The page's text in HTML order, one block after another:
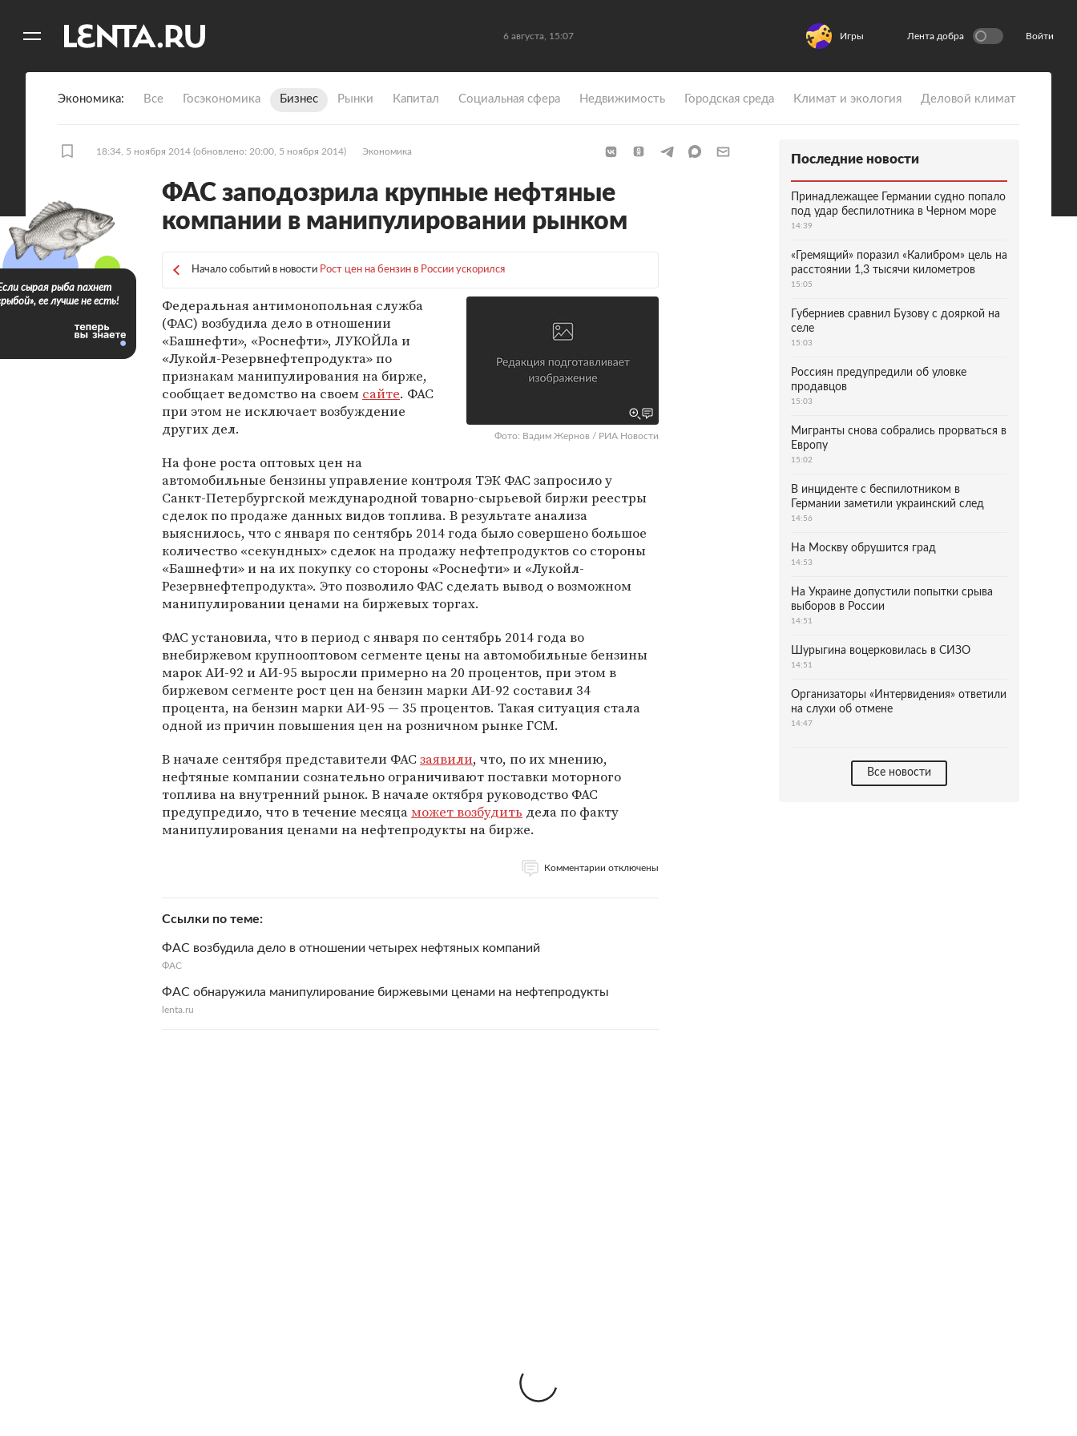
6 августа, 15:07 Игры Лента добра Войти
Экономика Все Госэкономика Бизнес Рынки Капитал Социальная сфера Недвижимость Городская среда Климат и экология Деловой климат
18:34, 5 ноября 2014 (обновлено: 20:00, 5 ноября 2014) Экономика
ФАС заподозрила крупные нефтяные
компании в манипулировании рынком
Начало событий в новости Рост цен на бензин в России ускорился
Фото: Вадим Жернов / РИА Новости
Федеральная антимонопольная служба
(ФАС) возбудила дело в отношении
«Башнефти», «Роснефти», ЛУКОЙЛа и
«Лукойл-Резервнефтепродукта» по
признакам манипулирования на бирже,
сообщает ведомство на своем сайте. ФАС
при этом не исключает возбуждение
других дел.
На фоне роста оптовых цен на
автомобильные бензины управление контроля ТЭК ФАС запросило у
Санкт-Петербургской международной товарно-сырьевой биржи реестры
сделок по продаже данных видов топлива. В результате анализа
выяснилось, что с января по сентябрь 2014 года было совершено большое
количество «секундных» сделок на продажу нефтепродуктов со стороны
«Башнефти» и на их покупку со стороны «Роснефти» и «Лукойл-
Резервнефтепродукта». Это позволило ФАС сделать вывод о возможном
манипулировании ценами на биржевых торгах.
ФАС установила, что в период с января по сентябрь 2014 года во
внебиржевом крупнооптовом сегменте цены на автомобильные бензины
марок АИ-92 и АИ-95 выросли примерно на 20 процентов, при этом в
биржевом сегменте рост цен на бензин марки АИ-92 составил 34
процента, на бензин марки АИ-95 — 35 процентов. Такая ситуация стала
одной из причин повышения цен на розничном рынке ГСМ.
В начале сентября представители ФАС заявили, что, по их мнению,
нефтяные компании сознательно ограничивают поставки моторного
топлива на внутренний рынок. В начале октября руководство ФАС
предупредило, что в течение месяца может возбудить дела по факту
манипулирования ценами на нефтепродукты на бирже.
Комментарии отключены
Ссылки по теме
ФАС возбудила дело в отношении четырех нефтяных компаний
ФАС
ФАС обнаружила манипулирование биржевыми ценами на нефтепродукты
lenta.ru
сырая рыба пахнет
ее лучше не есть!
Последние новости
Принадлежащее Германии судно попало
под удар беспилотника в Черном море
14:39
«Гремящий» поразил «Калибром» цель на
расстоянии 1,3 тысячи километров
15:05
Губерниев сравнил Бузову с дояркой на
селе
15:03
Россиян предупредили об уловке
продавцов
15:03
Мигранты снова собрались прорваться в
Европу
15:02
В инциденте с беспилотником в
Германии заметили украинский след
14:56
На Москву обрушится град
14:53
На Украине допустили попытки срыва
выборов в России
14:51
Шурыгина воцерковилась в СИЗО
14:51
Организаторы «Интервидения» ответили
на слухи об отмене
14:47
Все новости